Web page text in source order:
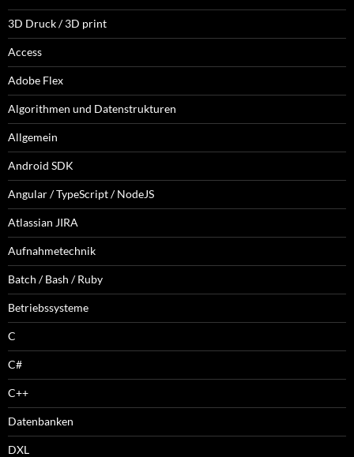
3D Druck / 3D print
Access
Adobe Flex
Algorithmen und Datenstrukturen
Allgemein
Android SDK
Angular / TypeScript / NodeJS
Atlassian JIRA
Aufnahmetechnik
Batch / Bash / Ruby
Betriebssysteme
C
C#
C++
Datenbanken
DXL